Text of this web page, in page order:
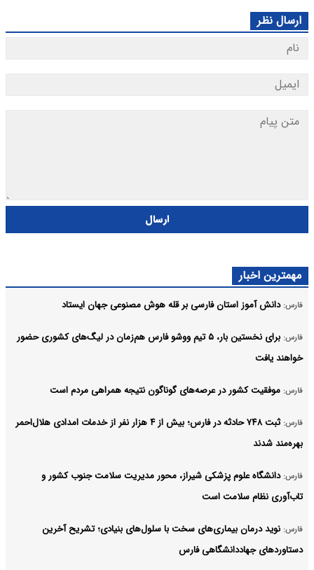
ارسال نظر
ارسال
مهمترین اخبار
فارس: دانش آموز استان فارسی بر قله هوش مصنوعی جهان ایستاد
فارس:
برای نخستین‌ بار، ۵ تیم ووشو فارس هم‌زمان در لیگ‌های کشوری حضور
خواهند یافت
فارس: موفقیت کشور در عرصه‌های گوناگون نتیجه همراهی مردم است
فارس:
ثبت ۷۴۸ حادثه در فارس؛ بیش از ۴ هزار نفر از خدمات امدادی هلال‌احمر
بهره‌مند شدند
فارس: دانشگاه علوم پزشکی شیراز، محور مدیریت سلامت جنوب کشور و
تاب‌آوری نظام سلامت است
فارس: نوید درمان بیماری‌های سخت با سلول‌های بنیادی؛ تشریح آخرین
دستاوردهای جهاددانشگاهی فارس